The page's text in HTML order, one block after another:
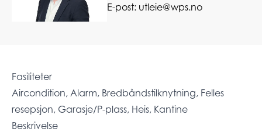
E-post: utleie@wps.no
Fasiliteter
Aircondition, Alarm, Bredbåndstilknytning, Felles
resepsjon, Garasje/P-plass, Heis, Kantine
Beskrivelse